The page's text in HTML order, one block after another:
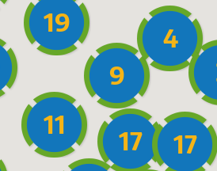
17
9
11
19
4
17